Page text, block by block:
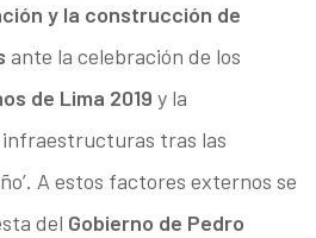
y la construcción de
ante la celebración de los
de Lima 2019 y la
tras las
A estos factores externos se
del Gobierno de Pedro